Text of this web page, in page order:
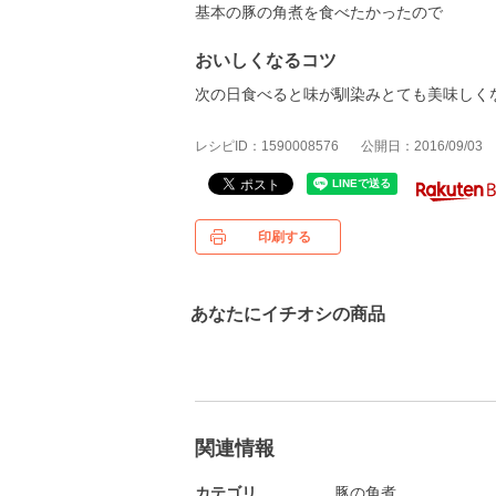
基本の豚の角煮を食べたかったので
おいしくなるコツ
次の日食べると味が馴染みとても美味しく
レシピID：1590008576 公開日：2016/09/03
印刷する
あなたにイチオシの商品
関連情報